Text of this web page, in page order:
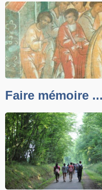
Faire mémoire ...